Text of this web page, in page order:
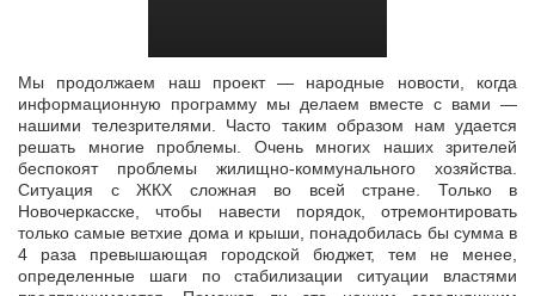
Мы продолжаем наш проект — народные новости, когда
информационную программу мы делаем вместе с вами —
нашими телезрителями. Часто таким образом нам удается
решать многие проблемы. Очень многих нашихзрителей
беспокоят проблемы жилищно-коммунального хозяйства.
Ситуация с ЖКХ сложная во всей стране. Только в
Новочеркасске, чтобы навести порядок, отремонтировать
только самые ветхие дома и крыши, понадобилась бы сумма в
4 раза превышающая городской бюджет, тем не менее,
определенные шаги по стабилизации ситуации властями